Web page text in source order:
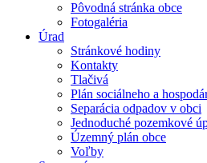
Pôvodná stránka obce
Fotogaléria
Úrad
Stránkové hodiny
Kontakty
Tlačivá
Plán sociálneho a
Separácia odpadov v obci
Jednoduché pozemkové
Územný plán obce
Voľby